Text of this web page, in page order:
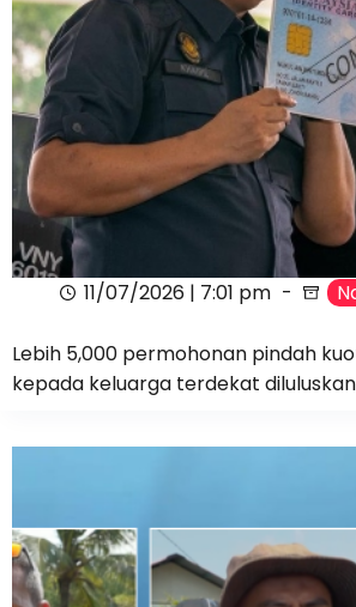
11/07/2026 | 7:01 pm
Lebih 5,000 permohonan pindah
kepada keluarga terdekat diluluskan